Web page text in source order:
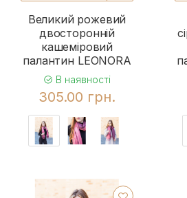
Великий рожевий
двосторонній
кашеміровий
палантин LEONORA
В наявності
305.00 грн.